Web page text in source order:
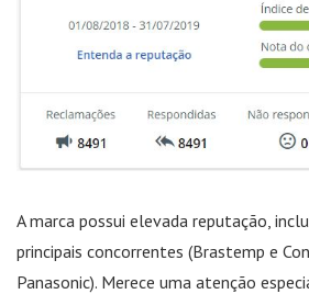
A marca possui elevada reputação,
principais concorrentes (Brastemp e
Panasonic). Merece uma atenção